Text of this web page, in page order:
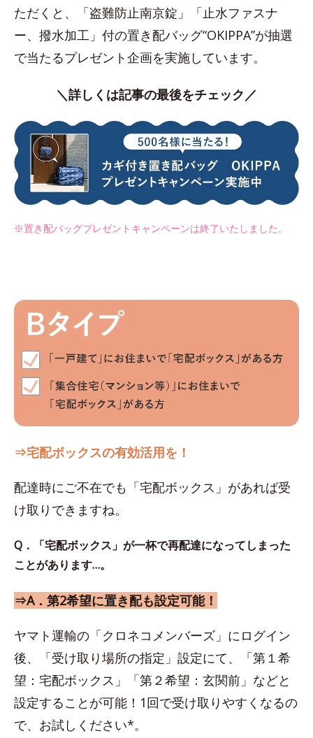
ただくと、「盗難防止南京錠」「止水ファスナ
ー、撥水加工」付の置き配バッグ“OKIPPA”が抽選
で当たるプレゼント企画を実施しています。
＼詳しくは記事の最後をチェック／
※置き配バッグプレゼントキャンペーンは終了いたしました。
⇒宅配ボックスの有効活用を！
配達時にご不在でも「宅配ボックス」があれば受
け取りできますね。
Q．「宅配ボックス」が一杯で再配達になってしまった
ことがあります…。
⇒A．第2希望に置き配も設定可能！
ヤマト運輸の「クロネコメンバーズ」にログイン
後、「受け取り場所の指定」設定にて、「第１希
望：宅配ボックス」「第２希望：玄関前」などと
設定することが可能！1回で受け取りやすくなるの
で、お試しください*。